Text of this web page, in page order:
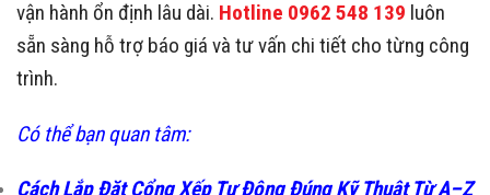
giá bao nhiêu,Cửa Tự Động Italylà lựa chọn được
nhiều công trình tin tưởng. Chúng tôi cung cấp đa dạng
mẫu cổng xếp inox tự động cho nhà máy, trường học và
cơ quan.
Ngoài hỗ trợ tư vấn chi phí và cấu hình phù hợp, khách